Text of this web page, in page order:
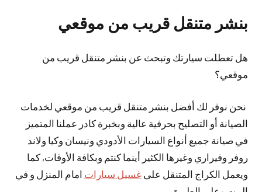
بنشر متنقل قريب من موقعي
هل تعطلت سيارتك وتبحث عن بنشر متنقل قريب من
موقعي؟
نحن نوفر لك أفضل بنشر متنقل قريب من موقعي لخدمات
الصيانة أو التصليح بحرفية عالية وبخبرة كادر عملنا المتميز
في صيانة جميع أنواع السيارات الأدودي ونيسان وكيا ولاند
روفر وفيراري وغيرها الكثير أينما كنتم وبكافة الأوقات, كما
ويعمل الكراج المتنقل على غسيل سيارات امام المنزل و في